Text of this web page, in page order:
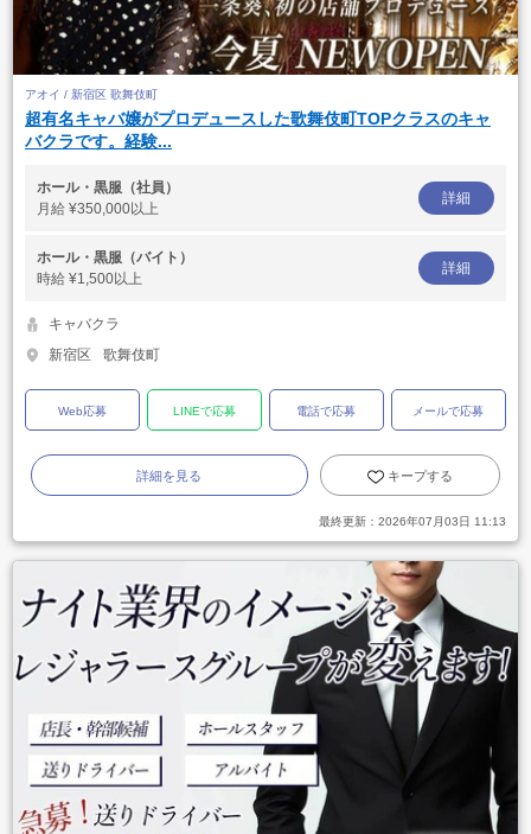
アオイ / 新宿区 歌舞伎町
超有名キャバ嬢がプロデュースした歌舞伎町TOPクラスのキャ
バクラです。経験...
ホール・黒服（社員）
月給 ¥350,000以上
詳細
ホール・黒服（バイト）
時給 ¥1,500以上
詳細
キャバクラ
新宿区
歌舞伎町
Web応募 LINEで応募 電話で応募 メールで応募
詳細を見る キープする
最終更新： 2026年07月03日 11:13